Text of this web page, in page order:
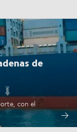
de
con el